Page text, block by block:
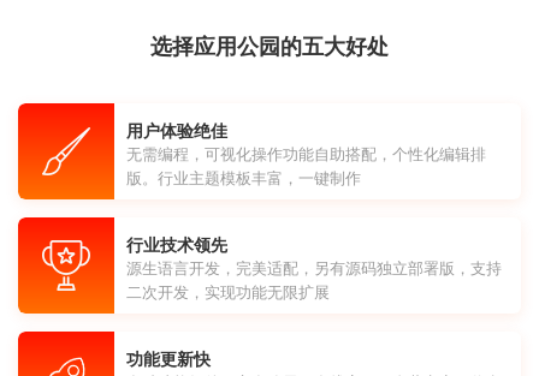
选择应用公园的五大好处
用户体验绝佳
无需编程，可视化操作功能自助搭配，个性化编辑排
版。行业主题模板丰富，一键制作
行业技术领先
源生语言开发，完美适配，另有源码独立部署版，支持
二次开发，实现功能无限扩展
功能更新快